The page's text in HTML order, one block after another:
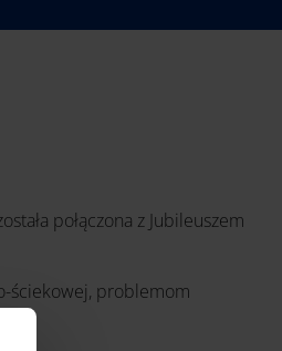
połączona z Jubileuszem
ściekowej, problemom